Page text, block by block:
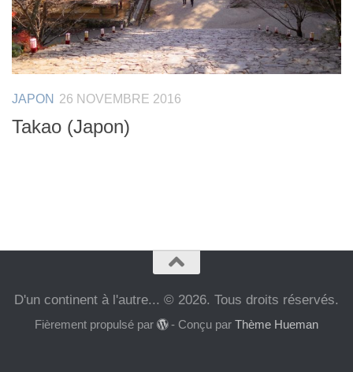
JAPON 26 NOVEMBRE 2016
Takao (Japon)
D'un continent à l'autre... © 2026. Tous droits réservés.
Fièrement propulsé par - Conçu parThème Hueman